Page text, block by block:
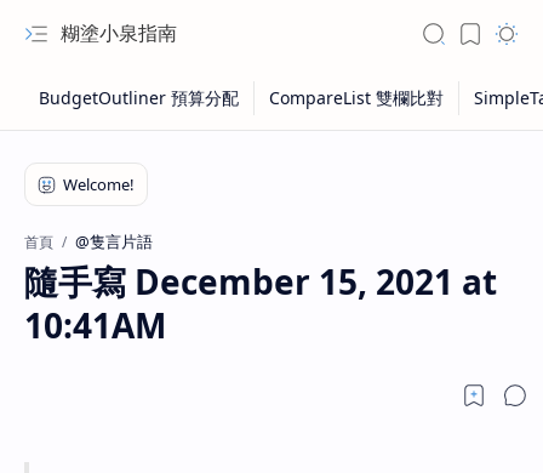
糊塗小泉指南
首頁 @隻言片語
隨手寫 December 15, 2021 at
10:41AM